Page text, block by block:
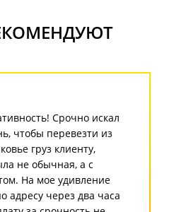
Срочно искал
чтобы перевезти из
груз клиенту,
не обычная, а с
На мое удивление
адресу через два часа